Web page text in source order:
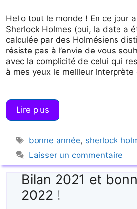
Hello tout le monde ! En ce jour
Sherlock Holmes (oui, la date a
calculée par des Holmésiens
résiste pas à l’envie de vous
avec la complicité de celui qui
à mes yeux le meilleur
Lire plus
Étiquettes
bonne année, sherlock
Laisser un commentaire
Bilan 2021 et
2022 !